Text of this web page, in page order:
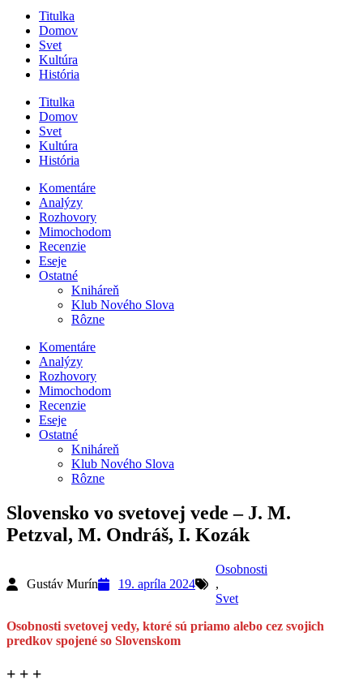
Titulka
Domov
Svet
Kultúra
História
Titulka
Domov
Svet
Kultúra
História
Komentáre
Analýzy
Rozhovory
Mimochodom
Recenzie
Eseje
Ostatné
Kniháreň
Klub Nového Slova
Rôzne
Komentáre
Analýzy
Rozhovory
Mimochodom
Recenzie
Eseje
Ostatné
Kniháreň
Klub Nového Slova
Rôzne
Slovensko vo svetovej vede – J. M.
Petzval, M. Ondráš, I. Kozák
Gustáv Murín 19. apríla 2024
Osobnosti
,
Svet
Osobnosti svetovej vedy, ktoré sú priamo alebo cez svojich
predkov spojené so Slovenskom
+ + +